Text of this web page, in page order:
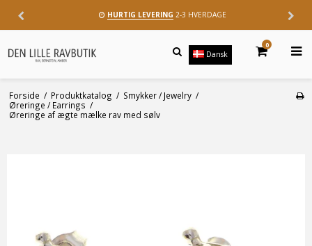
HURTIG LEVERING 2-3 HVERDAGE
Dansk
0
Forside / Produktkatalog / Smykker / Jewelry /
Øreringe / Earrings /
Øreringe af ægte mælke rav med sølv